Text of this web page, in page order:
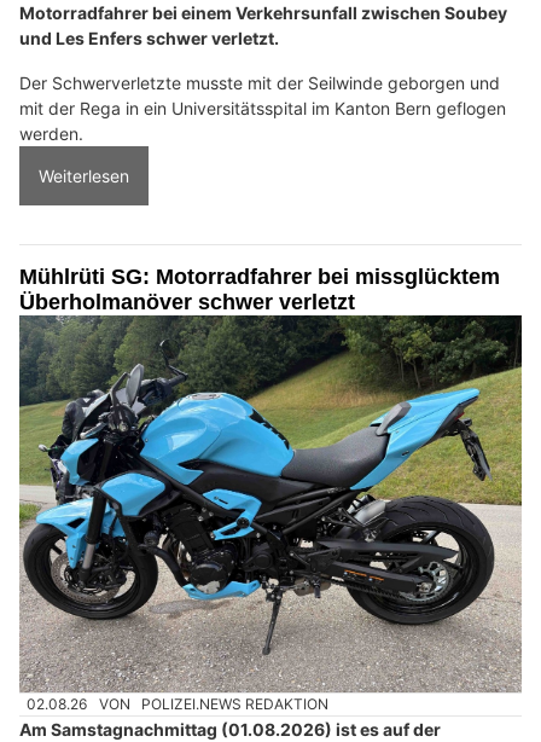
Motorradfahrer bei einem Verkehrsunfall zwischen Soubey
und Les Enfers schwer verletzt.
Der Schwerverletzte musste mit der Seilwinde geborgen und
mit der Rega in ein Universitätsspital im Kanton Bern geflogen
werden.
Weiterlesen
Mühlrüti SG: Motorradfahrer bei missglücktem
Überholmanöver schwer verletzt
02.08.26 VON POLIZEI.NEWS REDAKTION
Am Samstagnachmittag (01.08.2026) ist es auf der